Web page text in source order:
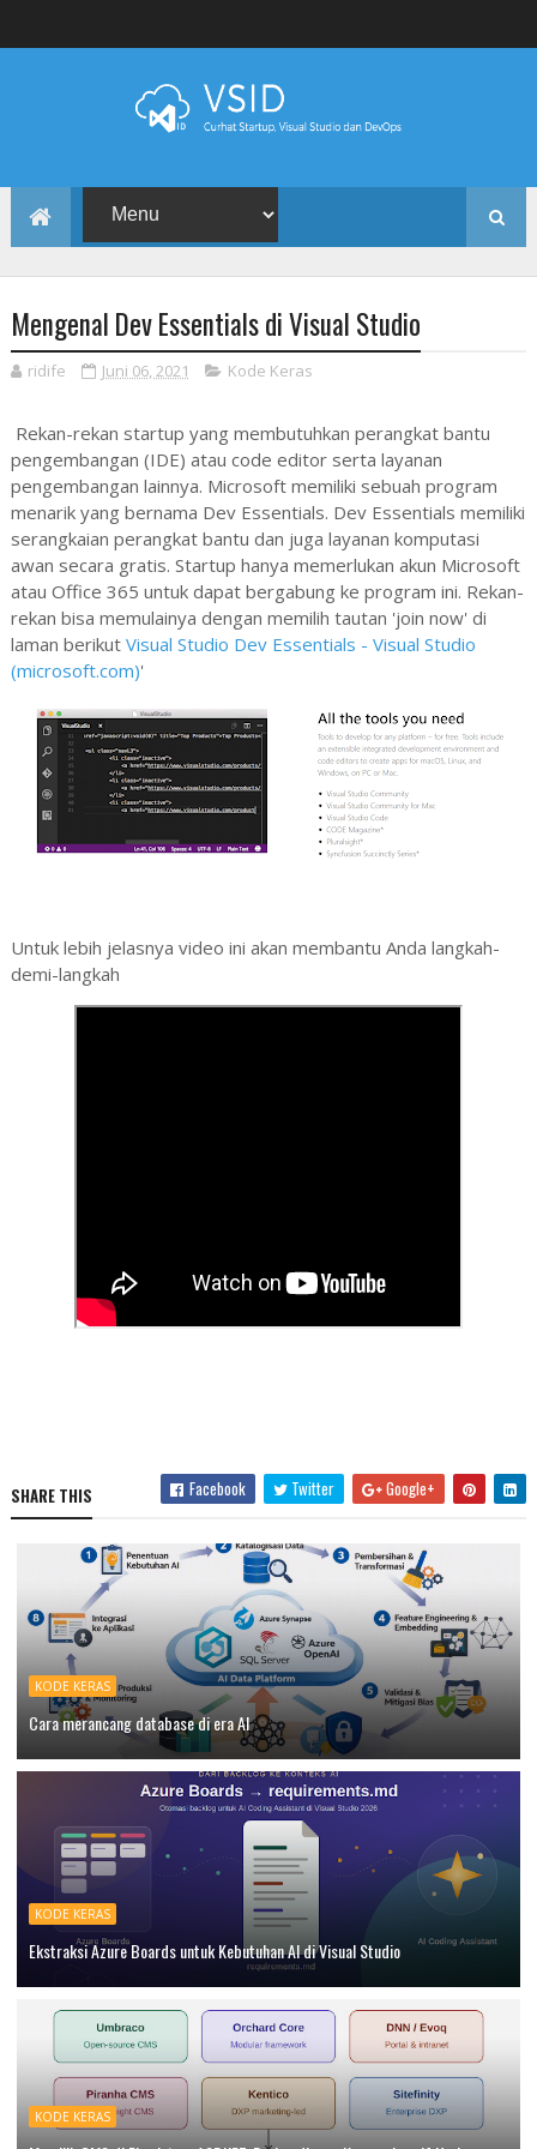
Mengenal Dev Essentials di Visual Studio
ridife Juni 06, 2021 Kode Keras
Rekan-rekan startup yang membutuhkan perangkat bantu
pengembangan (IDE) atau code editor serta layanan
pengembangan lainnya. Microsoft memiliki sebuah program
menarik yang bernama Dev Essentials. Dev Essentials memiliki
serangkaian perangkat bantu dan juga layanan komputasi
awan secara gratis. Startup hanya memerlukan akun Microsoft
atau Office 365 untuk dapat bergabung ke program ini. Rekan-
rekan bisa memulainya dengan memilih tautan 'join now' di
laman berikut Visual Studio Dev Essentials - Visual Studio
(microsoft.com)'
Untuk lebih jelasnya video ini akan membantu Anda langkah-
demi-langkah
SHARE THIS Facebook Twitter Google+
KODE KERAS
Cara merancang database di era AI
KODE KERAS
Ekstraksi Azure Boards untuk Kebutuhan AI di Visual Studio
KODE KERAS